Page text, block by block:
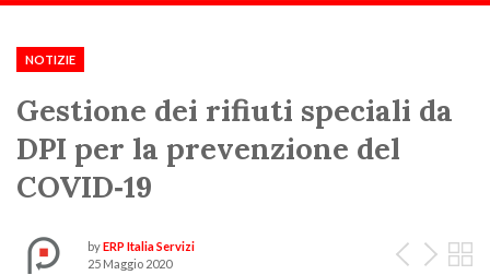
Scorri:Home Notizie ed Eventi 2020 Maggio Gestione dei rifiuti speciali
NOTIZIE
Gestione dei rifiuti speciali da
DPI per la prevenzione del
COVID‑19
byERP Italia Servizi
25 Maggio 2020